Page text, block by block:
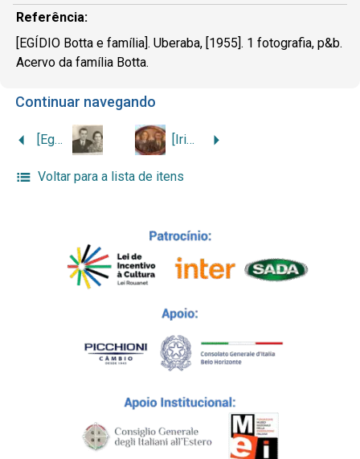
Referência:
[EGÍDIO Botta e família]. Uberaba, [1955]. 1 fotografia, p&b.
Acervo da família Botta.
Continuar navegando
[Egídio Botta e Thereza Rossi] [Iria Candida de Jesus e Pacífico Stefano Botta]
Voltar para a lista de itens